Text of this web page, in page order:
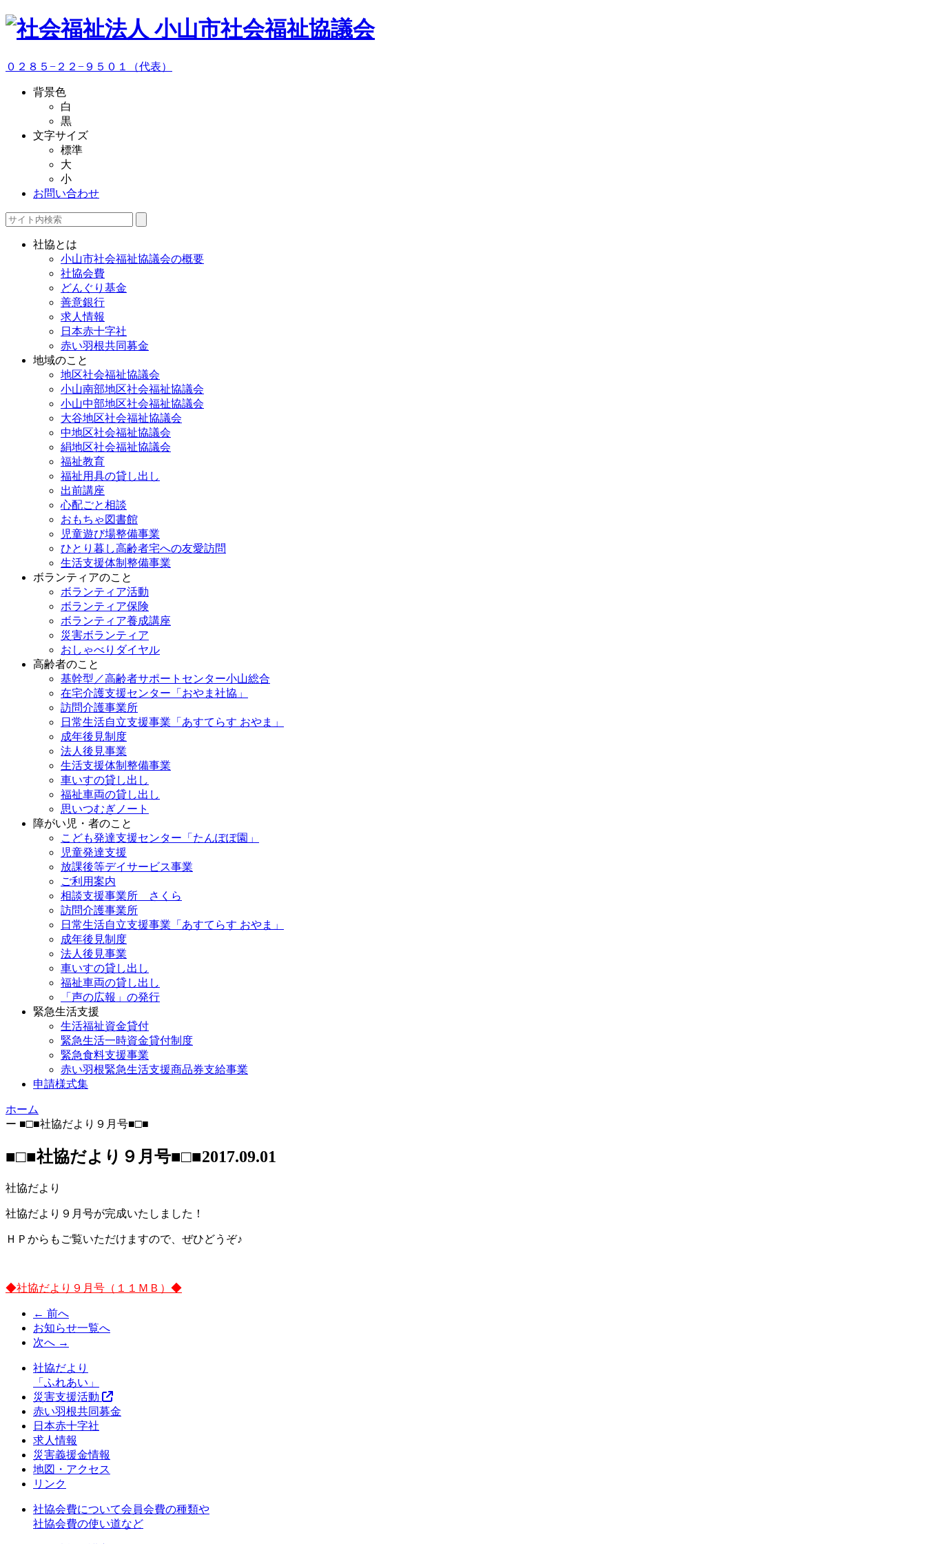
０２８５−２２−９５０１（代表）
背景色
白
黒
文字サイズ
標準
大
小
お問い合わせ
社協とは
小山市社会福祉協議会の概要
社協会費
どんぐり基金
善意銀行
求人情報
日本赤十字社
赤い羽根共同募金
地域のこと
地区社会福祉協議会
小山南部地区社会福祉協議会
小山中部地区社会福祉協議会
大谷地区社会福祉協議会
中地区社会福祉協議会
絹地区社会福祉協議会
福祉教育
福祉用具の貸し出し
出前講座
心配ごと相談
おもちゃ図書館
児童遊び場整備事業
ひとり暮し高齢者宅への友愛訪問
生活支援体制整備事業
ボランティアのこと
ボランティア活動
ボランティア保険
ボランティア養成講座
災害ボランティア
おしゃべりダイヤル
高齢者のこと
基幹型／高齢者サポートセンター小山総合
在宅介護支援センター「おやま社協」
訪問介護事業所
日常生活自立支援事業「あすてらす おやま」
成年後見制度
法人後見事業
生活支援体制整備事業
車いすの貸し出し
福祉車両の貸し出し
思いつむぎノート
障がい児・者のこと
こども発達支援センター「たんぽぽ園」
児童発達支援
放課後等デイサービス事業
ご利用案内
相談支援事業所 さくら
訪問介護事業所
日常生活自立支援事業「あすてらす おやま」
成年後見制度
法人後見事業
車いすの貸し出し
福祉車両の貸し出し
「声の広報」の発行
緊急生活支援
生活福祉資金貸付
緊急生活一時資金貸付制度
緊急食料支援事業
赤い羽根緊急生活支援商品券支給事業
申請様式集
ホーム
ー ■□■社協だより９月号■□■
■□■社協だより９月号■□■2017.09.01
社協だより
社協だより９月号が完成いたしました！
ＨＰからもご覧いただけますので、ぜひどうぞ♪
◆社協だより９月号（１１ＭＢ）◆
← 前へ
お知らせ一覧へ
次へ →
社協だより
「ふれあい」
災害支援活動
赤い羽根共同募金
日本赤十字社
求人情報
災害義援金情報
地図・アクセス
リンク
社協会費について会員会費の種類や
社協会費の使い道など